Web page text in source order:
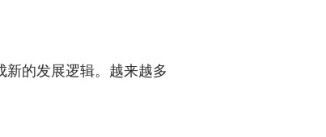
的发展逻辑。越来越多